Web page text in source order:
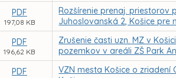
PDF
197,08 KB
Rozšírenie prenaj. priestorov
Juhoslovanská 2, Košice pre
PDF
196,62 KB
Zrušenie časti uzn. MZ v
pozemkov v areáli ZŠ Park
PDF
VZN mesta Košice o zriadení